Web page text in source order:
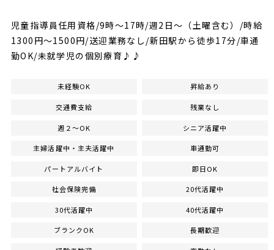
児童指導員任用資格/9時～17時/週2日～（土曜含む）/時給
1300円～1500円/送迎業務なし/新田駅から徒歩17分/車通
勤OK/未就学児の個別療育♪♪
未経験OK 昇給あり
交通費支給 残業なし
週２～OK シニア活躍中
主婦活躍中・主夫活躍中 車通勤可
パートアルバイト 即日OK
社会保険完備 20代活躍中
30代活躍中 40代活躍中
ブランクOK 長期歓迎